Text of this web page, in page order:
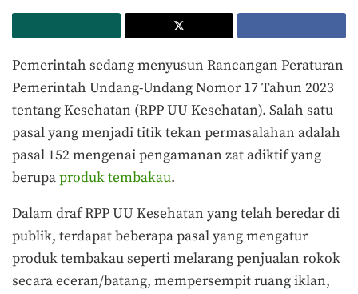
Pemerintah sedang menyusun Rancangan Peraturan
Pemerintah Undang-Undang Nomor 17 Tahun 2023
tentang Kesehatan (RPP UU Kesehatan). Salah satu
pasal yang menjadi titik tekan permasalahan adalah
pasal 152 mengenai pengamanan zat adiktif yang
berupaproduk tembakau.
Dalam draf RPP UU Kesehatan yang telah beredar di
publik, terdapat beberapa pasal yang mengatur
produk tembakau seperti melarang penjualan rokok
secara eceran/batang, mempersempit ruang iklan,